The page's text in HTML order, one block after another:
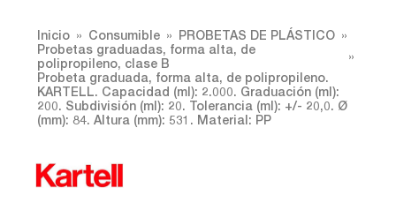
Inicio Consumible
PROBETAS DE PLÁSTICO
Probetas graduadas, forma alta, de
polipropileno, clase B
Probeta graduada, forma alta, de polipropileno.
KARTELL. Capacidad (ml): 2.000. Graduación (ml):
200. Subdivisión (ml): 20. Tolerancia (ml): +/- 20,0. Ø
(mm): 84. Altura (mm): 531. Material: PP